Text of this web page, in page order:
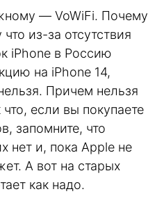
— VoWiFi. Почему
из-за отсутствия
iPhone в Россию
на iPhone 14,
Причем нельзя
если вы покупаете
запомните, что
нет и, пока Apple не
А вот на старых
как надо.